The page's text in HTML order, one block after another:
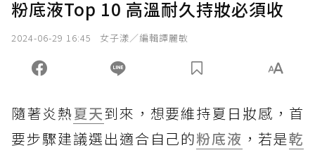
粉底液Top 10 高溫耐久持妝必須收
2024-06-29 16:45 女子漾／編輯譚麗敏
隨著炎熱夏天到來，想要維持夏日妝感，首
要步驟建議選出適合自己的粉底液 ，若是乾